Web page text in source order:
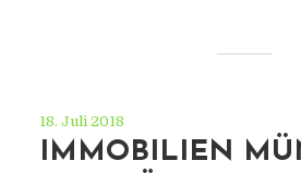
18. Juli 2018
IMMOBILIEN